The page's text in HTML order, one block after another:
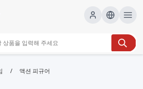
B2B/B2C
/ 액션 피규어